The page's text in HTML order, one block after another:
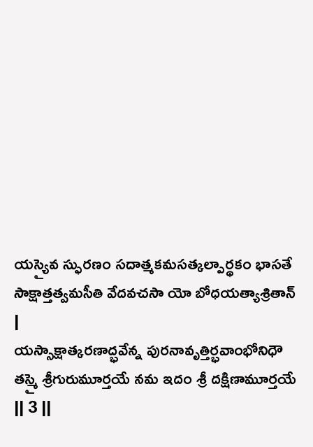
యస్యైవ స్ఫురణం సదాత్మకమసత్కల్పార్థకం భాసతే
సాక్షాత్తత్వమసీతి వేదవచసా యో బోధయత్యాశ్రితాన్
|
యస్సాక్షాత్కరణాద్భవేన్న పురనావృత్తిర్భవాంభోనిధౌ
తస్మై శ్రీగురుమూర్తయే నమ ఇదం శ్రీ దక్షిణామూర్తయే
|| 3 ||